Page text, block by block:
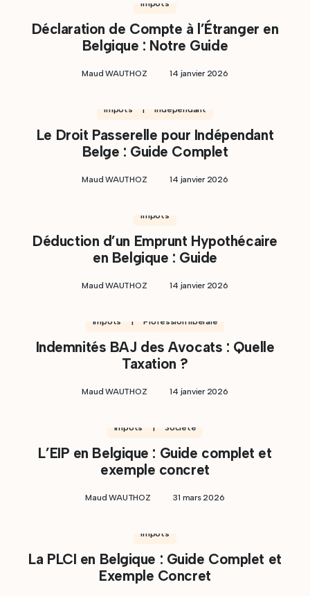
Impôts
Déclaration de Compte à l’Étranger en
Belgique : Notre Guide
Maud WAUTHOZ 14 janvier 2026
Impôts | Indépendant
Le Droit Passerelle pour Indépendant
Belge : Guide Complet
Maud WAUTHOZ 14 janvier 2026
Impôts
Déduction d’un Emprunt Hypothécaire
en Belgique : Guide
Maud WAUTHOZ 14 janvier 2026
Impôts | Profession libérale
Indemnités BAJ des Avocats : Quelle
Taxation ?
Maud WAUTHOZ 14 janvier 2026
Impôts | Société
L’EIP en Belgique : Guide complet et
exemple concret
Maud WAUTHOZ 31 mars 2026
Impôts
La PLCI en Belgique : Guide Complet et
Exemple Concret